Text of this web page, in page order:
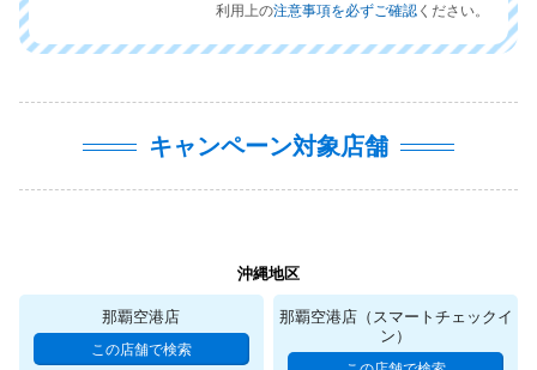
利用上の注意事項を必ずご確認 ください。
キャンペーン対象店舗
沖縄地区
那覇空港店
那覇空港店（スマートチェックイ
ン）